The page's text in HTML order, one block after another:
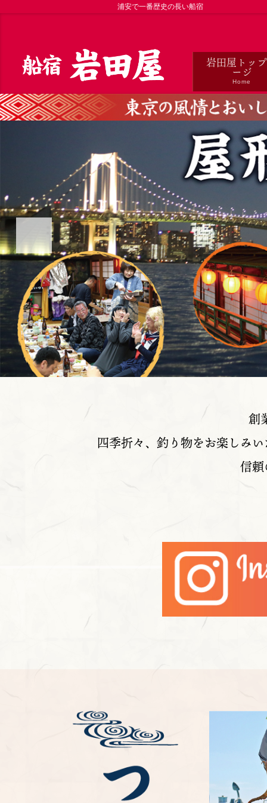
浦安で一番歴史の長い船宿
岩田屋 トッ
ージ
Home
Previous
創
四季折々、釣り物をお楽しみ
信